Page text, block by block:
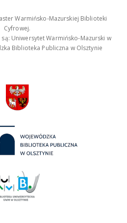
Warmińsko-Mazurskiej Biblioteki
Cyfrowej.
są: Uniwersytet Warmińsko-Mazurski w
Biblioteka Publiczna w Olsztynie